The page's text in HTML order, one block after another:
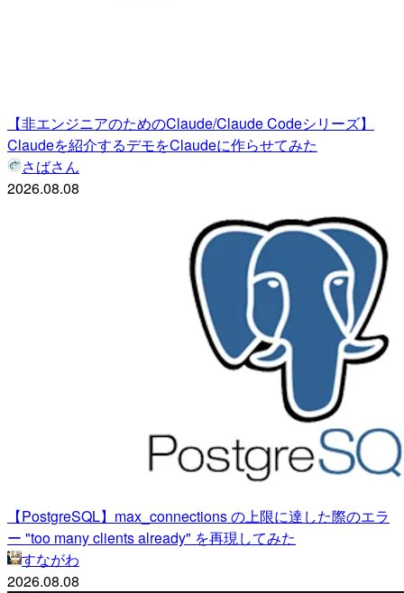
【非エンジニアのためのClaude/Claude Codeシリーズ】
Claudeを紹介するデモをClaudeに作らせてみた
さばさん
2026.08.08
【PostgreSQL】max_connections の上限に達した際のエラ
ー "too many clients already" を再現してみた
すながわ
2026.08.08